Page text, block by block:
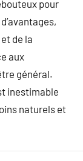
pour
de la
aux
général.
inestimable
naturels et